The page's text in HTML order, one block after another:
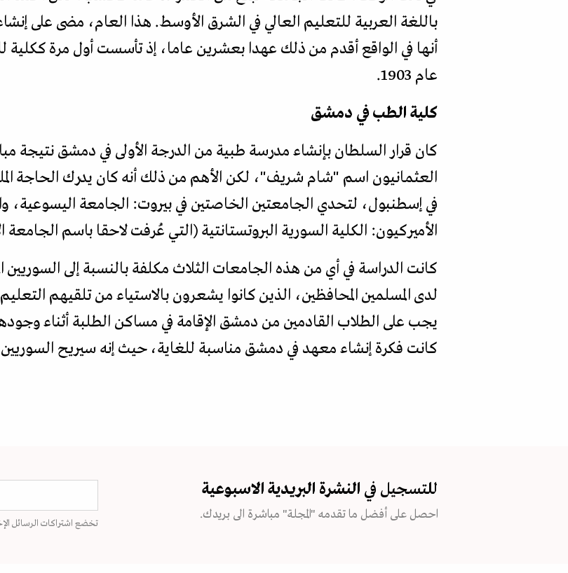
أنها في الواقع أقدم من ذلك عهدا بعشرين عاما، إذ تأسست أول مرة ككلية
عام 1903.
كلية الطب في دمشق
كان قرار السلطان بإنشاء مدرسة طبية من الدرجة الأولى في دمشق نتيجة
العثمانيون اسم "شام شريف"، لكن الأهم من ذلك أنه كان يدرك الحاجة
في إسطنبول، لتحدي الجامعتين الخاصتين في بيروت: الجامعة اليسوعية،
الأميركيون: الكلية السورية البروتستانتية (التي عُرفت لاحقا باسم الجامعة
كانت الدراسة في أي من هذه الجامعات الثلاث مكلفة بالنسبة إلى
لدى المسلمين المحافظين، الذين كانوا يشعرون بالاستياء من تلقيهم
يجب على الطلاب القادمين من دمشق الإقامة في مساكن الطلبة أثناء
كانت فكرة إنشاء معهد في دمشق مناسبة للغاية، حيث إنه سيريح
للتسجيل في النشرة البريدية الاسبوعية
احصل على أفضل ما تقدمه "المجلة" مباشرة الى بريدك.
تخضع اشتراكات الرسائل